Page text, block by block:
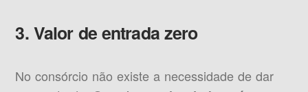
3. Valor de entrada zero
No consórcio não existe a necessidade de dar